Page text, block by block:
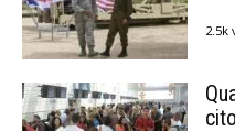
2.5k